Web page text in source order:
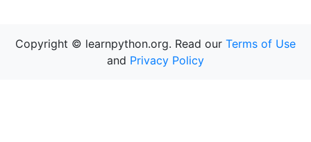
Copyright © learnpython.org. Read our Terms of Use
and Privacy Policy